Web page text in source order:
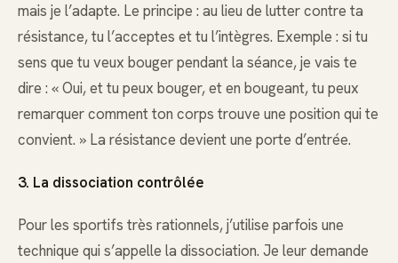
mais je l’adapte. Le principe : au lieu de lutter contre ta
résistance, tu l’acceptes et tu l’intègres. Exemple : si tu
sens que tu veux bouger pendant la séance, je vais te
dire : « Oui, et tu peux bouger, et en bougeant, tu peux
remarquer comment ton corps trouve une position qui te
convient. » La résistance devient une porte d’entrée.
3. La dissociation contrôlée
Pour les sportifs très rationnels, j’utilise parfois une
technique qui s’appelle la dissociation. Je leur demande